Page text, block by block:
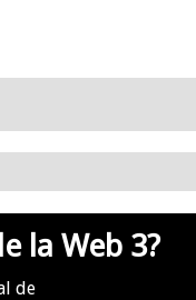
la Web 3?
de